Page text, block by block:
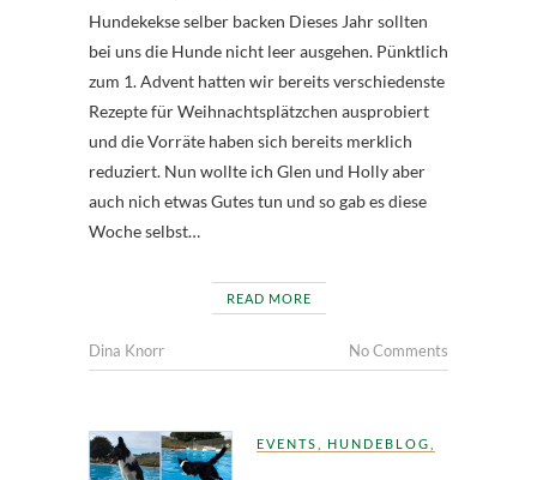
Hundekekse selber backen Dieses Jahr sollten
bei uns die Hunde nicht leer ausgehen. Pünktlich
zum 1. Advent hatten wir bereits verschiedenste
Rezepte für Weihnachtsplätzchen ausprobiert
und die Vorräte haben sich bereits merklich
reduziert. Nun wollte ich Glen und Holly aber
auch nich etwas Gutes tun und so gab es diese
Woche selbst…
READ MORE
Dina Knorr No Comments
EVENTS HUNDEBLOG